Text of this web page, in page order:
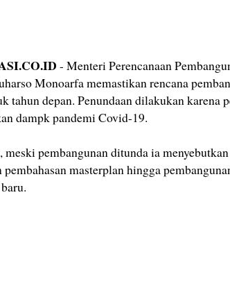
- Menteri Perencanaan
Monoarfa memastikan rencana
tahun depan. Penundaan dilakukan karena
dampk pandemi Covid-19.
meski pembangunan ditunda ia
masterplan hingga